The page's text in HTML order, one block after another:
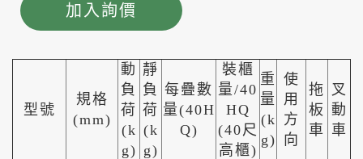
加入詢價
型號
規格
(mm)
動
負
荷
(k
g)
靜
負
荷
(k
g)
每疊數
量(40H
Q)
裝櫃
量/40
HQ
(40尺
高櫃)
重
量
(k
g)
使
用
方
向
拖
板
車
叉
動
車